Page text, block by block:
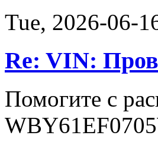
Tue, 2026-06-
Re: VIN:
Помогите с